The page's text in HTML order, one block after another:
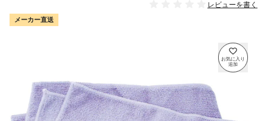
レビューを書く
メーカー直送